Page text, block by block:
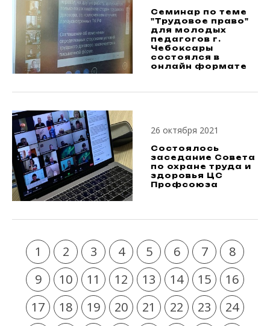
Семинар по теме
"Трудовое право"
для молодых
педагогов г.
Чебоксары
состоялся в
онлайн формате
26 октября 2021
Состоялось
заседание Совета
по охране труда и
здоровья ЦС
Профсоюза
1 2 3 4 5 6 7
8
9
10 11 12 13 14 15
16
17
18 19 20 21 22 23
24